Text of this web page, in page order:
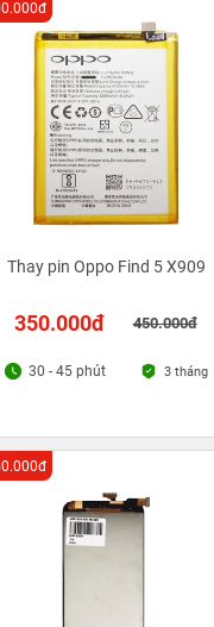
Thay pin Oppo Find 5 X909
350.000đ 450.000đ
30 - 45 phút 3 tháng